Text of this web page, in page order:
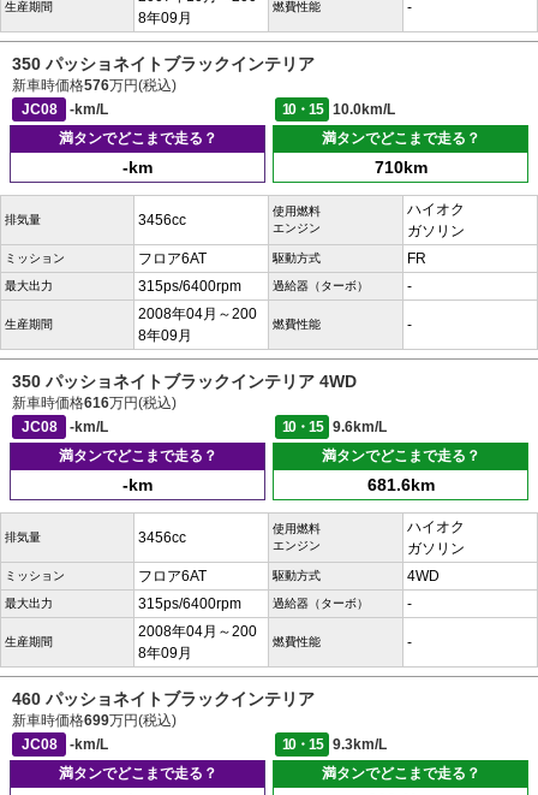
生産期間
8年09月
燃費性能 -
350 パッショネイトブラックインテリア
新車時価格576万円(税込)
JC08
-km/L 10・15
10.0km/L
満タンでどこまで走る？
-km
満タンでどこまで走る？
710km
排気量 3456cc
使用燃料
エンジン
ハイオク
ガソリン
ミッション フロア6AT 駆動方式 FR
最大出力 315ps/6400rpm 過給器（ターボ） -
生産期間
2008年04月～200
8年09月
燃費性能 -
350 パッショネイトブラックインテリア 4WD
新車時価格616万円(税込)
JC08
-km/L 10・15
9.6km/L
満タンでどこまで走る？
-km
満タンでどこまで走る？
681.6km
排気量 3456cc
使用燃料
エンジン
ハイオク
ガソリン
ミッション フロア6AT 駆動方式 4WD
最大出力 315ps/6400rpm 過給器（ターボ） -
生産期間
2008年04月～200
8年09月
燃費性能 -
460 パッショネイトブラックインテリア
新車時価格699万円(税込)
JC08
-km/L 10・15
9.3km/L
満タンでどこまで走る？
満タンでどこまで走る？